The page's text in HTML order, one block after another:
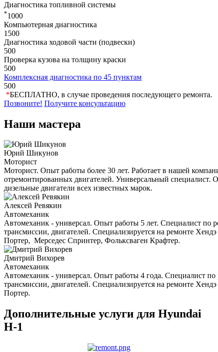
Диагностика топливной системы
*1000
Компьютерная диагностика
1500
Диагностика ходовой части (подвески)
500
Проверка кузова на толщину краски
500
Комплексная диагностика по 45 пунктам
500
*БЕСПЛАТНО, в случае проведения последующего ремонта.
Позвоните! Получите консультацию
Наши мастера
Юрий Шикунов
Моторист
Моторист. Опыт работы более 30 лет. Работает в нашей
отремонтированных двигателей. Универсальный специалист.
дизельные двигатели всех известных марок.
Алексей Ревякин
Автомеханик
Автомеханик - универсал. Опыт работы 5 лет. Специалист по
трансмиссии, двигателей. Специализируется на ремонте
Портер, Мерседес Спринтер, Фольксваген Крафтер.
Дмитрий Вихорев
Автомеханик
Автомеханик - универсал. Опыт работы 4 года. Специалист по
трансмиссии, двигателей. Специализируется на ремонте
Портер.
Дополнительные услуги для Hyundai
H-1